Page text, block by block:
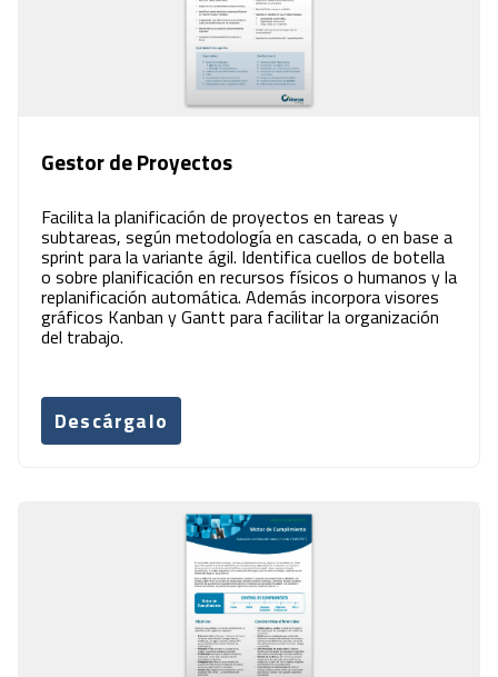
Gestor de Proyectos
Facilita la planificación de proyectos en tareas y
subtareas, según metodología en cascada, o en base a
sprint para la variante ágil. Identifica cuellos de botella
o sobre planificación en recursos físicos o humanos y la
replanificación automática. Además incorpora visores
gráficos Kanban y Gantt para facilitar la organización
del trabajo.
Descárgalo